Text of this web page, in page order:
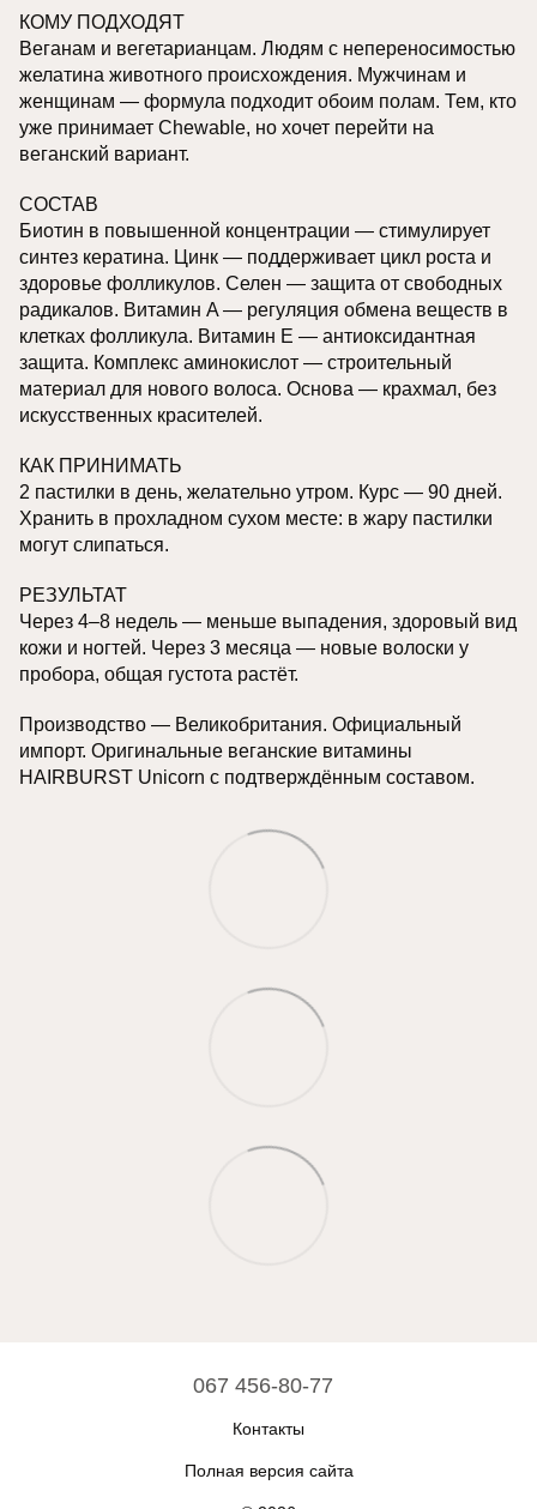
КОМУ ПОДХОДЯТ
Веганам и вегетарианцам. Людям с непереносимостью
желатина животного происхождения. Мужчинам и
женщинам — формула подходит обоим полам. Тем, кто
уже принимает Chewable, но хочет перейти на
веганский вариант.
СОСТАВ
Биотин в повышенной концентрации — стимулирует
синтез кератина. Цинк — поддерживает цикл роста и
здоровье фолликулов. Селен — защита от свободных
радикалов. Витамин A — регуляция обмена веществ в
клетках фолликула. Витамин E — антиоксидантная
защита. Комплекс аминокислот — строительный
материал для нового волоса. Основа — крахмал, без
искусственных красителей.
КАК ПРИНИМАТЬ
2 пастилки в день, желательно утром. Курс — 90 дней.
Хранить в прохладном сухом месте: в жару пастилки
могут слипаться.
РЕЗУЛЬТАТ
Через 4–8 недель — меньше выпадения, здоровый вид
кожи и ногтей. Через 3 месяца — новые волоски у
пробора, общая густота растёт.
Производство — Великобритания. Официальный
импорт. Оригинальные веганские витамины
HAIRBURST Unicorn с подтверждённым составом.
067 456-80-77
Контакты
Полная версия сайта